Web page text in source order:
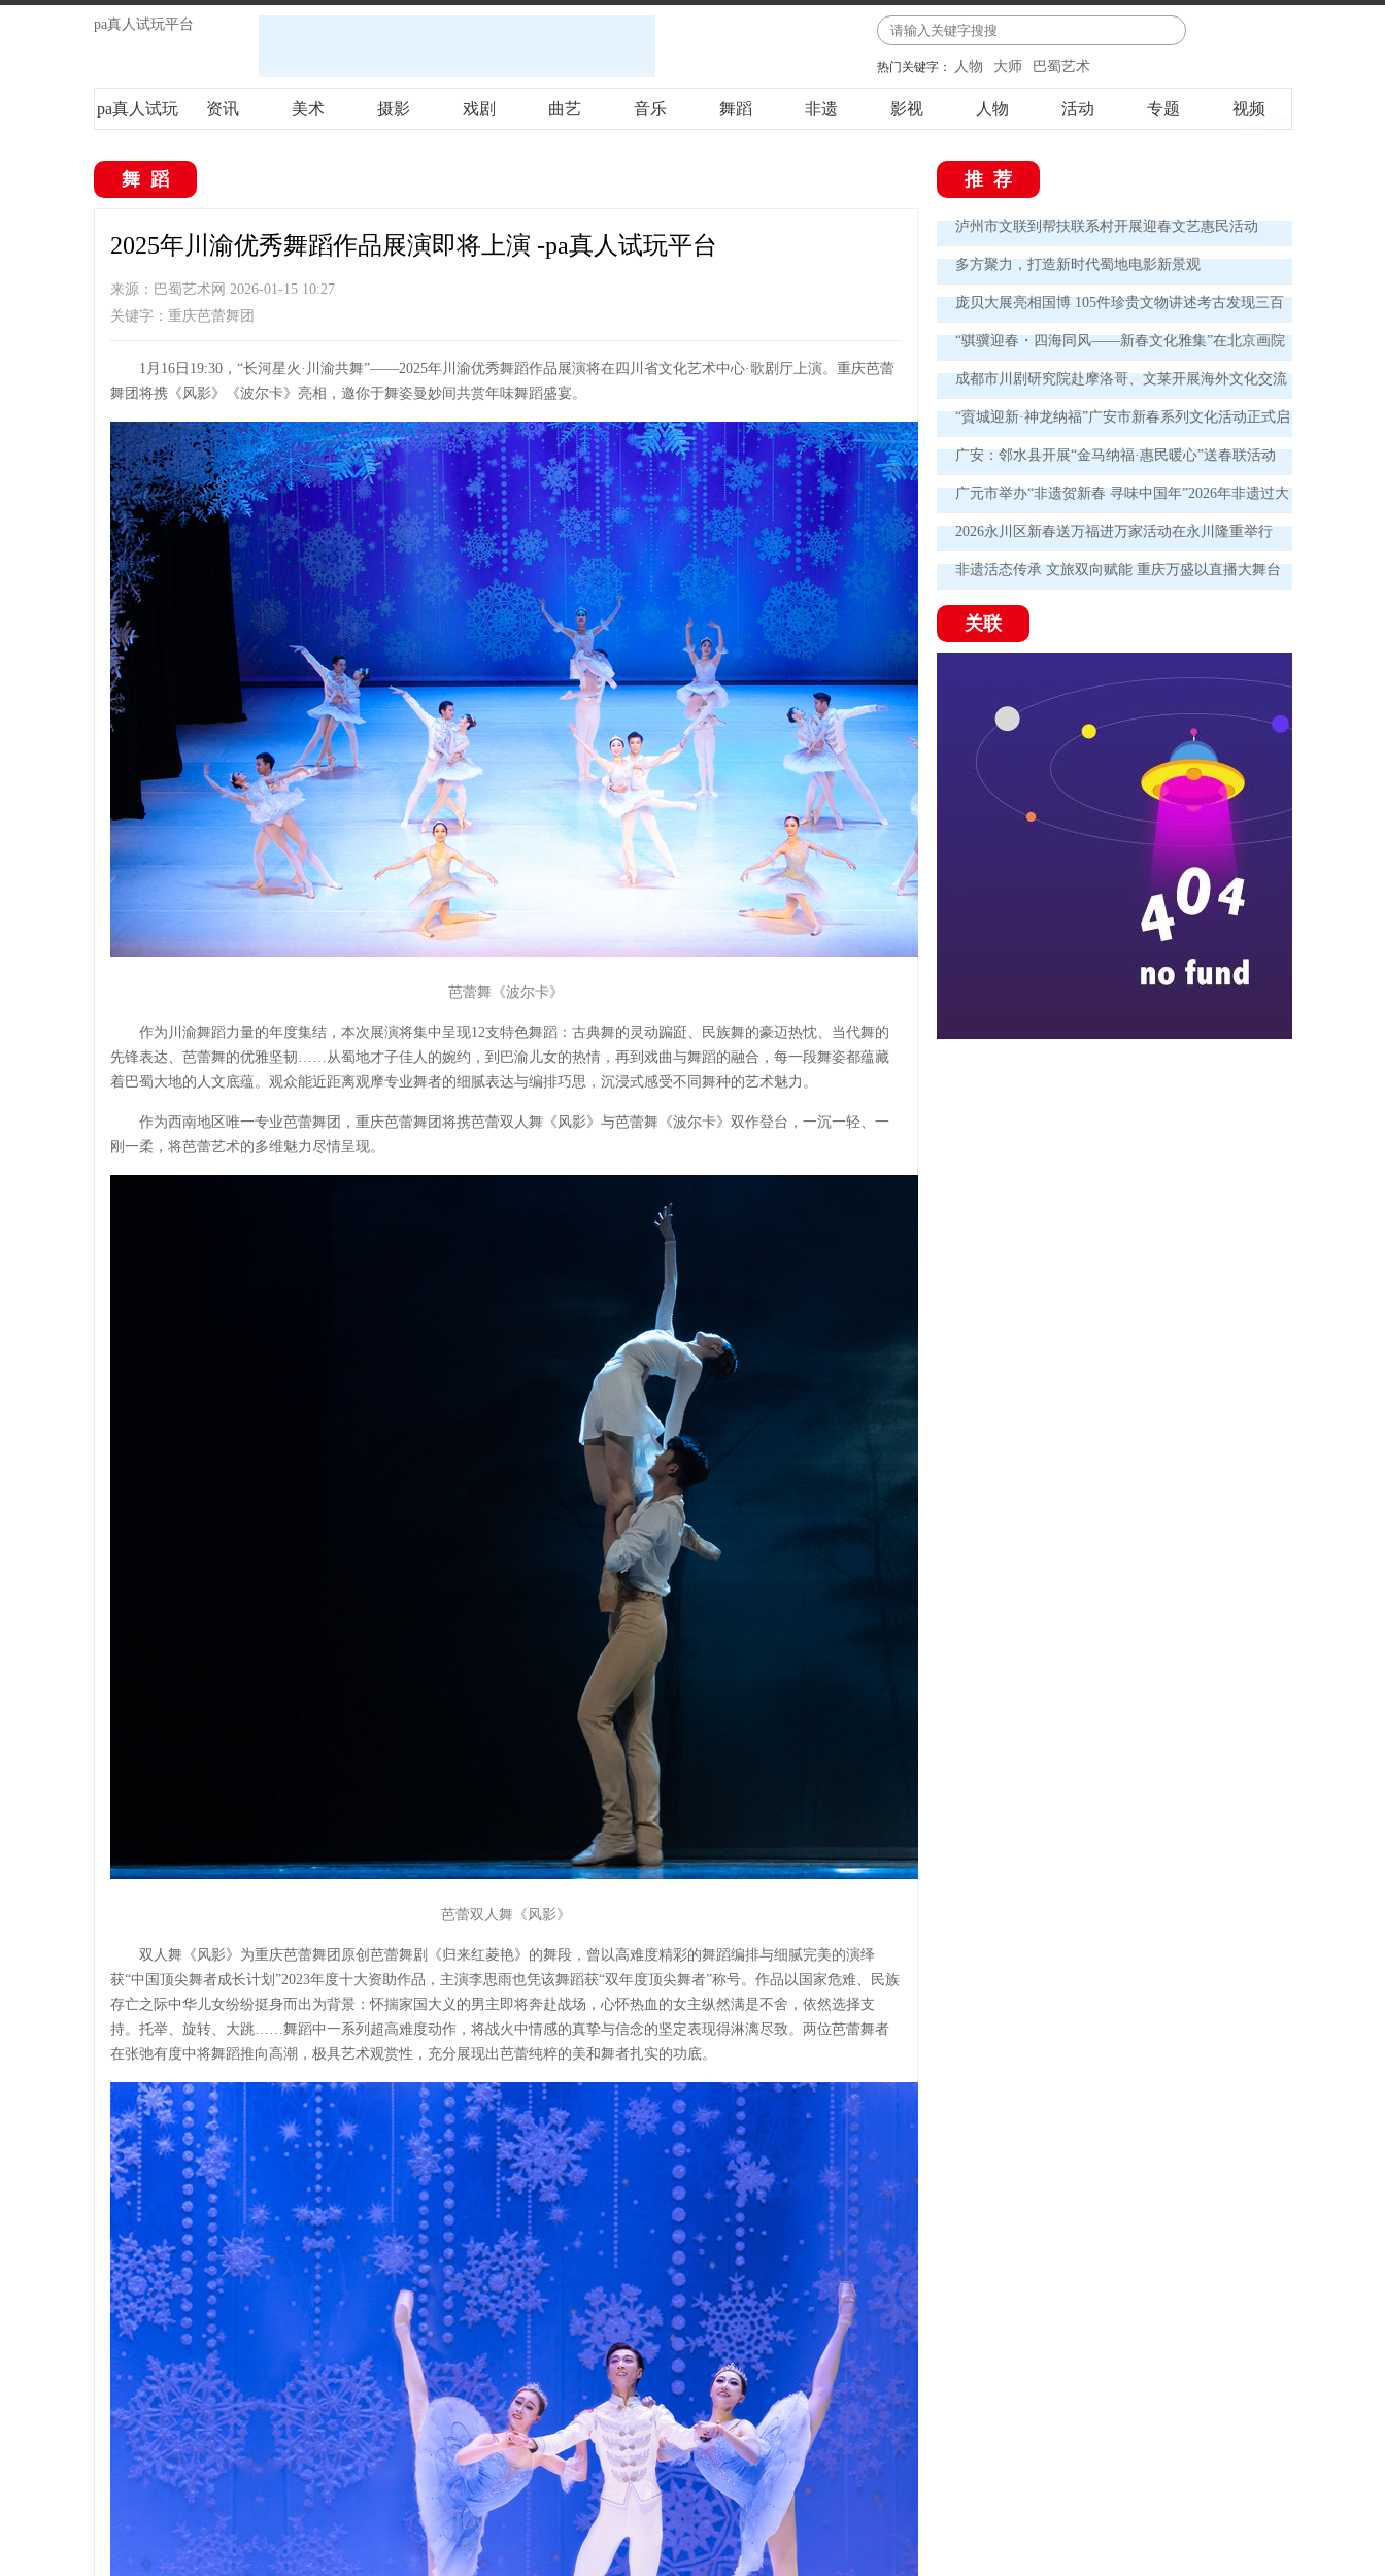
pa真人试玩平台
热门关键字： 人物 大师 巴蜀艺术
pa真人试玩 资讯 美术 摄影 戏剧 曲艺 音乐 舞蹈 非遗 影视 人物 活动 专题 视频
舞蹈
2025年川渝优秀舞蹈作品展演即将上演 -pa真人试玩平台
来源：巴蜀艺术网 2026-01-15 10:27
关键字：重庆芭蕾舞团
1月16日19:30，“长河星火·川渝共舞”——2025年川渝优秀舞蹈作品展演将在四川省文化艺术中心·歌剧厅上演。重庆芭蕾
舞团将携《风影》《波尔卡》亮相，邀你于舞姿曼妙间共赏年味舞蹈盛宴。
芭蕾舞《波尔卡》
作为川渝舞蹈力量的年度集结，本次展演将集中呈现12支特色舞蹈：古典舞的灵动蹁跹、民族舞的豪迈热忱、当代舞的
先锋表达、芭蕾舞的优雅坚韧……从蜀地才子佳人的婉约，到巴渝儿女的热情，再到戏曲与舞蹈的融合，每一段舞姿都蕴藏
着巴蜀大地的人文底蕴。观众能近距离观摩专业舞者的细腻表达与编排巧思，沉浸式感受不同舞种的艺术魅力。
作为西南地区唯一专业芭蕾舞团，重庆芭蕾舞团将携芭蕾双人舞《风影》与芭蕾舞《波尔卡》双作登台，一沉一轻、一
刚一柔，将芭蕾艺术的多维魅力尽情呈现。
芭蕾双人舞《风影》
双人舞《风影》为重庆芭蕾舞团原创芭蕾舞剧《归来红菱艳》的舞段，曾以高难度精彩的舞蹈编排与细腻完美的演绎
获“中国顶尖舞者成长计划”2023年度十大资助作品，主演李思雨也凭该舞蹈获“双年度顶尖舞者”称号。作品以国家危难、民族
存亡之际中华儿女纷纷挺身而出为背景：怀揣家国大义的男主即将奔赴战场，心怀热血的女主纵然满是不舍，依然选择支
持。托举、旋转、大跳……舞蹈中一系列超高难度动作，将战火中情感的真挚与信念的坚定表现得淋漓尽致。两位芭蕾舞者
在张弛有度中将舞蹈推向高潮，极具艺术观赏性，充分展现出芭蕾纯粹的美和舞者扎实的功底。
推荐
泸州市文联到帮扶联系村开展迎春文艺惠民活动
多方聚力，打造新时代蜀地电影新景观
庞贝大展亮相国博 105件珍贵文物讲述考古发现三百
年
“骐骥迎春・四海同风——新春文化雅集”在北京画院
举办
成都市川剧研究院赴摩洛哥、文莱开展海外文化交流
演出
“賨城迎新·神龙纳福”广安市新春系列文化活动正式启
动
广安：邻水县开展“金马纳福·惠民暖心”送春联活动
广元市举办“非遗贺新春 寻味中国年”2026年非遗过大
年集市展演活动
2026永川区新春送万福进万家活动在永川隆重举行
非遗活态传承 文旅双向赋能 重庆万盛以直播大舞台
书写融合发展新篇
关联